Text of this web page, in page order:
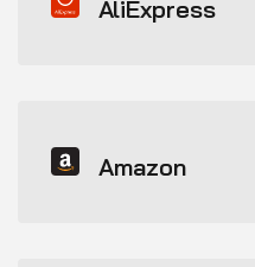
AliExpress
Amazon